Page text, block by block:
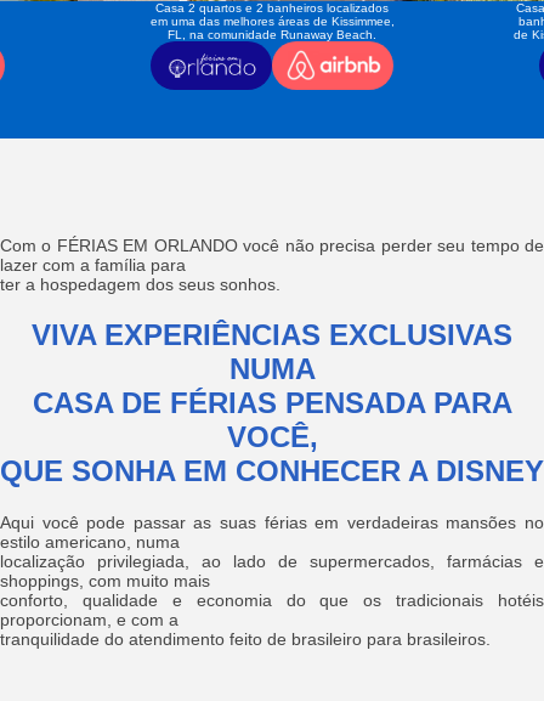
Casa 2 quartos e 2 banheiros localizados
em uma das melhores áreas de Kissimmee,
FL, na comunidade Runaway Beach.
de
Com o FÉRIAS EM ORLANDO você não precisa perder seu tempo de
lazer com a família para
ter a hospedagem dos seus sonhos.
VIVA EXPERIÊNCIAS EXCLUSIVAS
NUMA
CASA DE FÉRIAS PENSADA PARA
VOCÊ,
QUE SONHA EM CONHECER A DISNEY
Aqui você pode passar as suas férias em verdadeiras mansões no
estilo americano, numa
localização privilegiada, ao lado de supermercados, farmácias e
shoppings, com muito mais
conforto, qualidade e economia do que os tradicionais hotéis
proporcionam, e com a
tranquilidade do atendimento feito de brasileiro para brasileiros.